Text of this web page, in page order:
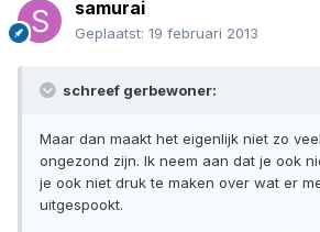
samurai
Geplaatst: 19 februari 2013
schreef gerbewoner:
Maar dan maakt het eigenlijk niet zo
ongezond zijn. Ik neem aan dat je ook
je ook niet druk te maken over wat er
uitgespookt.